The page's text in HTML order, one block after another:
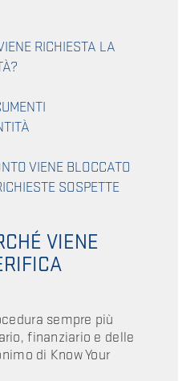
RICHIESTA LA
VIENE BLOCCATO
SOSPETTE
VIENE
sempre più
finanziario e delle
di Know Your